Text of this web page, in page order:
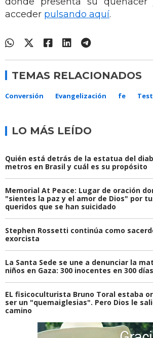
acceder pulsando aquí.
TEMAS RELACIONADOS
Conversión Evangelización fe
LO MÁS LEÍDO
Quién está detrás de la estatua del
metros en Brasil y cuál es su propósito
Memorial At Peace: Lugar de oración
"sientes la paz y el amor de Dios" por
queridos que se han suicidado
Stephen Rossetti continúa como
exorcista
La Santa Sede se une a denunciar la
niños en Gaza: 300 inocentes en 300 días
EL fisicoculturista Bruno Toral estaba
ser un "quemaiglesias". Pero Dios le
camino